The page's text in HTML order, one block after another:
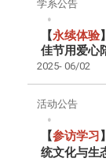
学系公告
【永续体验
佳节用爱心
2025- 06/02
活动公告
【参访学习】
统文化与生